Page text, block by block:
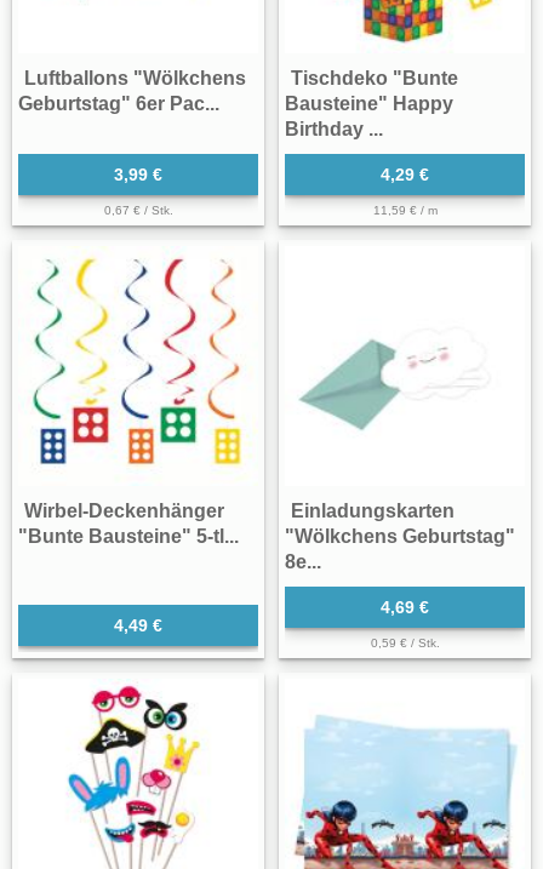
Luftballons "Wölkchens
Geburtstag" 6er Pac...
3,99 €
0,67 € / Stk.
Tischdeko "Bunte
Bausteine" Happy
Birthday ...
4,29 €
11,59 € / m
Wirbel-Deckenhänger
"Bunte Bausteine" 5-tl...
4,49 €
Einladungskarten
"Wölkchens Geburtstag"
8e...
4,69 €
0,59 € / Stk.